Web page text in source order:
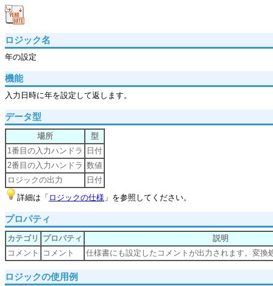
ロジック名
年の設定
機能
入力日時に年を設定して返します。
データ型
場所
型
1番目の入力ハンドラ
日付
2番目の入力ハンドラ 数値
ロジックの出力
日付
詳細は「 ロジックの仕様 」を参照してください。
プロパティ
カテゴリ プロパティ
説明
コメント
コメント 仕様書にも設定したコメントが出力されます。変換
ロジックの使用例